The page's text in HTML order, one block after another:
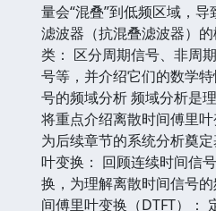
量会“混叠”到低频区域，
滤波器（抗混叠滤波器）
类： 区分周期信号、非周
号等，并介绍它们的数学
号的频域分析 频域分析是
将重点介绍离散时间傅里叶
为后续章节的系统分析奠
叶变换： 回顾连续时间信
换，为理解离散时间信号
间傅里叶变换（DTFT）：